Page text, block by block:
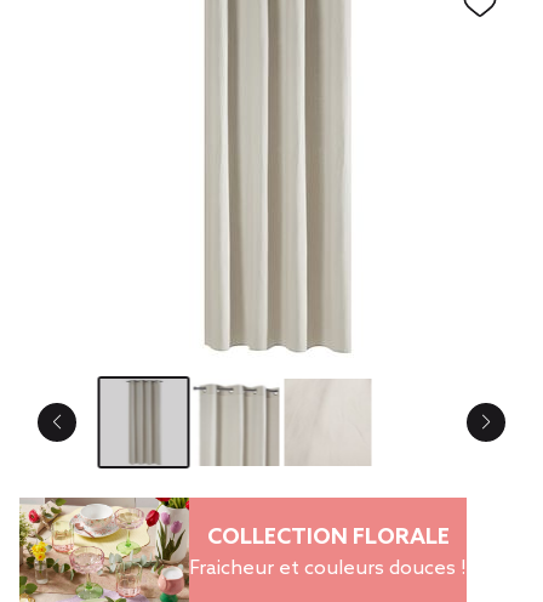
COLLECTION FLORALE
Fraicheur et couleurs douces !